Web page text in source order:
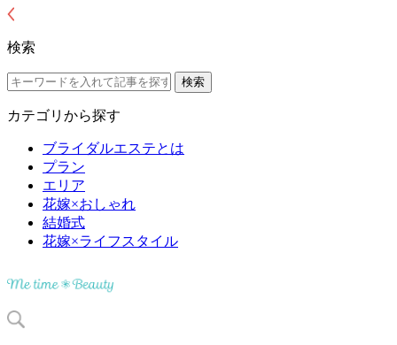
検索
カテゴリから探す
ブライダルエステとは
プラン
エリア
花嫁×おしゃれ
結婚式
花嫁×ライフスタイル